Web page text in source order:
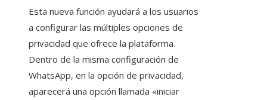
Esta nueva función ayudará a los usuarios
a configurar las múltiples opciones de
privacidad que ofrece la plataforma.
Dentro de la misma configuración de
WhatsApp, en la opción de privacidad,
aparecerá una opción llamada «iniciar